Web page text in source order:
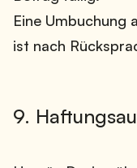
Eine Umbuchung
ist nach
9.